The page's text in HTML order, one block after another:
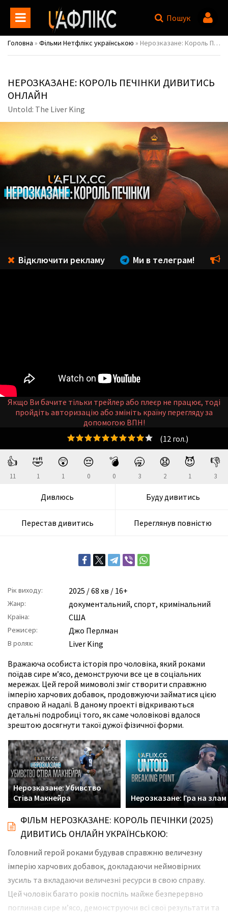
Пошук
Головна » Фільми Нетфлікс українською » Нерозказане: Король Печінки / Untold: The Liver King
НЕРОЗКАЗАНЕ: КОРОЛЬ ПЕЧІНКИ ДИВИТИСЬ
ОНЛАЙН
Untold: The Liver King
👍
11
🤣
1
😲
1
😔
0
💣
0
🥱
3
😧
2
😈
1
👎
3
Дивлюсь Буду дивитись
Перестав дивитись Переглянув повністю
Рік виходу: 2025 / 68 хв / 16+
Жанр: документальний, спорт, кримінальний
Країна: США
Режисер: Джо Перлман
В ролях:
Liver King
Вражаюча особиста історія про чоловіка, який роками
поїдав сире м’ясо, демонструючи все це в соціальних
мережах. Цей герой мимоволі зміг створити справжню
імперію харчових добавок, продовжуючи займатися цією
справою й надалі. В даному проекті відкриваються
детальні подробиці того, як саме чоловікові вдалося
зрештою досягнути такої дужої фізичної форми.
(12 гол.)
Відключити рекламу Ми в телеграм!
Якщо Ви бачите тільки трейлер або плеєр не працює, тоді
пройдіть авторизацію або змініть країну перегляду за
допомогою ВПН!
Нерозказане: Убивство
Стіва Макнейра
Нерозказане: Гра на злам
ФІЛЬМ НЕРОЗКАЗАНЕ: КОРОЛЬ ПЕЧІНКИ (2025)
ДИВИТИСЬ ОНЛАЙН УКРАЇНСЬКОЮ:
Головний герой роками будував справжню величезну
імперію харчових добавок, докладаючи неймовірних
зусиль та вкладаючи величезні ресурси в свою справу.
Цей чоловік багато років поспіль майже безперервно
поглинав сире м’ясо, демонструючи всі свої результати та